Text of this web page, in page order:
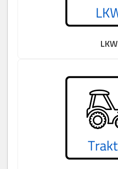
LKW